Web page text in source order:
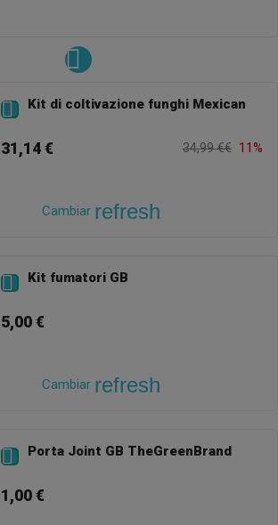
 Kit di coltivazione funghi Mexican
31,14 € 34,99 €€ 11%
Cambiar refresh
 Kit fumatori GB
5,00 €
Cambiar refresh
 Porta Joint GB TheGreenBrand
1,00 €